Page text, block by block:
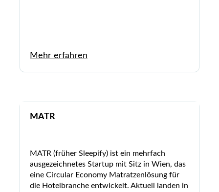
Mehr erfahren
MATR
MATR (früher Sleepify) ist ein mehrfach
ausgezeichnetes Startup mit Sitz in Wien, das
eine Circular Economy Matratzenlösung für
die Hotelbranche entwickelt. Aktuell landen in